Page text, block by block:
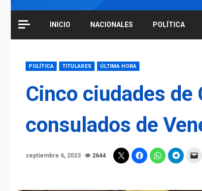
INICIO NACIONALES POLÍTICA
POLÍTICA TITULARES ÚLTIMA HORA
Cinco ciudades de
consulados de
septiembre 6, 2023 2644